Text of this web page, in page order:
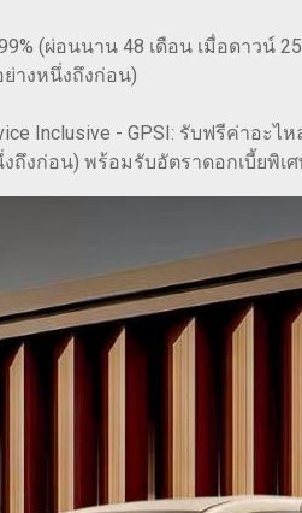
(ผ่อนนาน 48 เดือน เมื่อดาวน์
ย่างหนึ่งถึงก่อน)
Inclusive - GPSI: รับฟรีค่าอะ
ถึงก่อน) พร้อมรับอัตราดอกเบี้ยพิเ